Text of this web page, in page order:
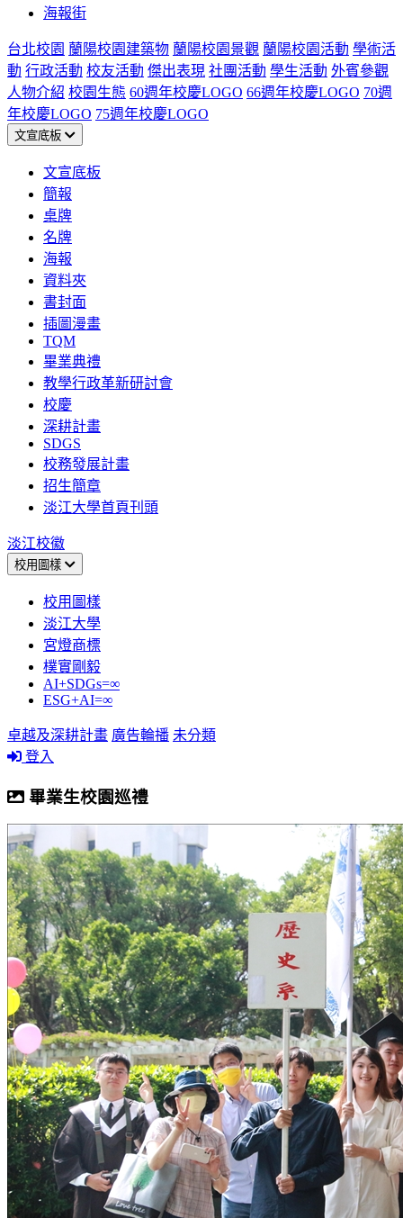
海報街
台北校園 蘭陽校園建築物 蘭陽校園景觀 蘭陽校園活動 學術活
動 行政活動 校友活動 傑出表現 社團活動 學生活動 外賓參觀
人物介紹 校園生態 60週年校慶LOGO 66週年校慶LOGO 70週
年校慶LOGO 75週年校慶LOGO
文宣底板
文宣底板
簡報
桌牌
名牌
海報
資料夾
書封面
插圖漫畫
TQM
畢業典禮
教學行政革新研討會
校慶
深耕計畫
SDGS
校務發展計畫
招生簡章
淡江大學首頁刊頭
淡江校徽
校用圖樣
校用圖樣
淡江大學
宮燈商標
樸實剛毅
AI+SDGs=∞
ESG+AI=∞
卓越及深耕計畫 廣告輪播 未分類
登入
畢業生校園巡禮